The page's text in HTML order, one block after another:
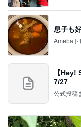
息子も
Amebaト
【Hey!
7/27
公式投稿